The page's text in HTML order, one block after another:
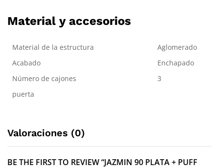
Material y accesorios
Material de la estructura
Aglomerado
Acabado
Enchapado
Número de cajones
3
puerta
Valoraciones (0)
BE THE FIRST TO REVIEW “JAZMIN 90 PLATA + PUFF